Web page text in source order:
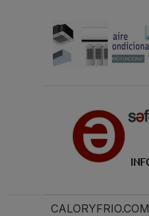
CALORYFRIO.COM